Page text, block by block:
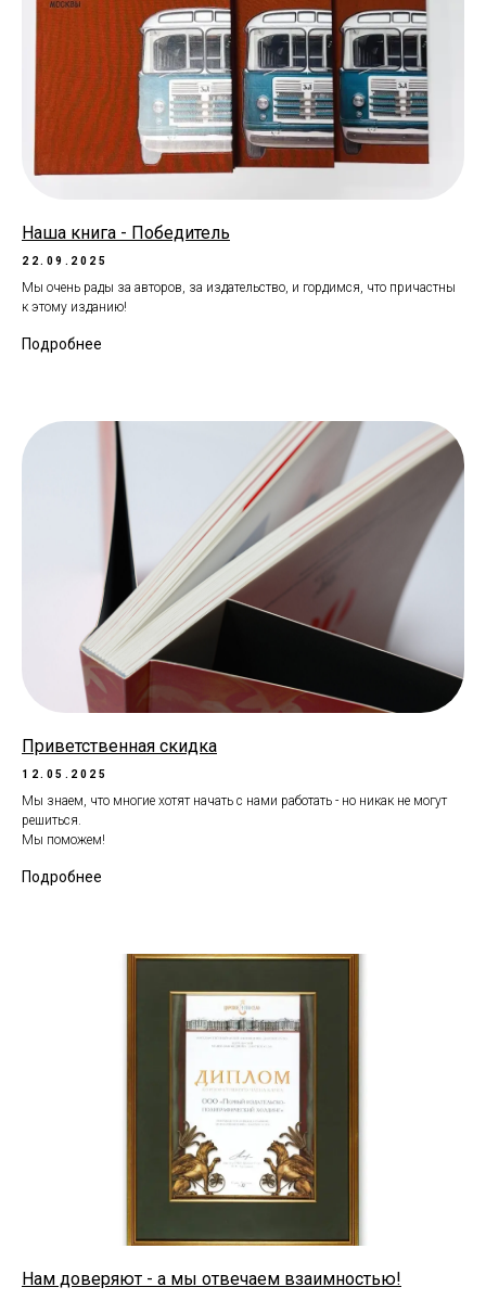
Наша книга - Победитель
22.09.2025
Мы очень рады за авторов, за издательство, и гордимся, что причастны
к этому изданию!
Подробнее
Приветственная скидка
12.05.2025
Мы знаем, что многие хотят начать с нами работать - но никак не могут
решиться.
Мы поможем!
Подробнее
Нам доверяют - а мы отвечаем взаимностью!